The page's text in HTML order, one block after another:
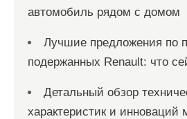
автомобиль рядом с домом
Лучшие предложения по
подержанных Renault: что
Детальный обзор
характеристик и инноваций